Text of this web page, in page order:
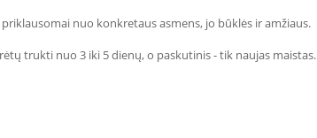
nuo konkretaus asmens, jo būklės ir amžiaus.
trukti nuo 3 iki 5 dienų, o paskutinis - tik naujas maistas.